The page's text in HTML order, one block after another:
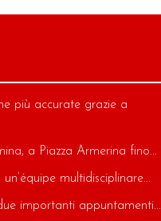
più accurate grazie a
a Piazza Armerina fino...
multidisciplinare...
importanti appuntamenti...